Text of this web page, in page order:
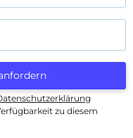
zu diesem